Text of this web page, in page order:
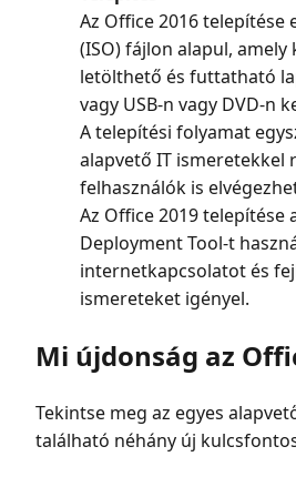
Az Office 2016 telepítése
(ISO) fájlon alapul, amely
letölthető és futtatható
vagy USB-n vagy DVD-n
A telepítési folyamat
alapvető IT ismeretekkel
felhasználók is
Az Office 2019 telepítése
Deployment Tool-t
internetkapcsolatot és
ismereteket igényel.
Mi újdonság az
Tekintse meg az egyes
található néhány új